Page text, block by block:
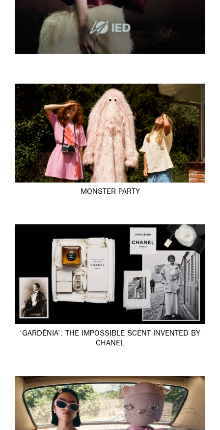
MONSTER PARTY
‘GARDÉNIA’: THE IMPOSSIBLE SCENT INVENTED BY
CHANEL